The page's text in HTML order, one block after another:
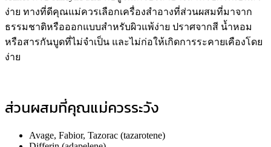
ง่าย ทางที่ดีคุณแม่ควรเลือกเครื่องสำอางที่ส่วนผสมที่มาจาก
ธรรมชาติหรือออกแบบสำหรับผิวแพ้ง่าย ปราศจากสี น้ำหอม
หรือสารกันบูดที่ไม่จำเป็น และไม่ก่อให้เกิดการระคายเคืองโดย
ง่าย
ส่วนผสมที่คุณแม่ควรระวัง
Avage, Fabior, Tazorac (tazarotene)